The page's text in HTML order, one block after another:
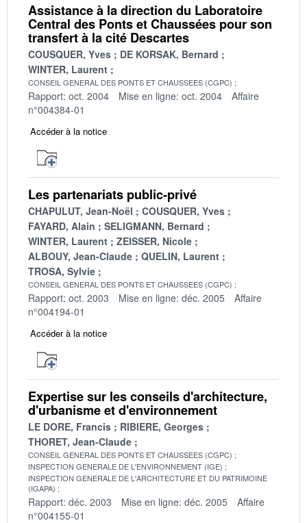
Assistance à la direction du Laboratoire
Central des Ponts et Chaussées pour son
transfert à la cité Descartes
COUSQUER, Yves
DE KORSAK, Bernard
WINTER, Laurent
CONSEIL GENERAL DES PONTS ET CHAUSSEES (CGPC)
Rapport: oct. 2004 Mise en ligne: oct. 2004
Affaire
n°004384-01
Accéder à la notice
Les partenariats public-privé
CHAPULUT, Jean-Noël
COUSQUER, Yves
FAYARD, Alain
SELIGMANN, Bernard
WINTER, Laurent
ZEISSER, Nicole
ALBOUY, Jean-Claude
QUELIN, Laurent
TROSA, Sylvie
CONSEIL GENERAL DES PONTS ET CHAUSSEES (CGPC)
Rapport: oct. 2003 Mise en ligne: déc. 2005
Affaire
n°004194-01
Accéder à la notice
Expertise sur les conseils d'architecture,
d'urbanisme et d'environnement
LE DORE, Francis
RIBIERE, Georges
THORET, Jean-Claude
CONSEIL GENERAL DES PONTS ET CHAUSSEES (CGPC)
INSPECTION GENERALE DE L'ENVIRONNEMENT (IGE)
INSPECTION GENERALE DE L'ARCHITECTURE ET DU PATRIMOINE
(IGAPA)
Rapport: déc. 2003 Mise en ligne: déc. 2005
Affaire
n°004155-01